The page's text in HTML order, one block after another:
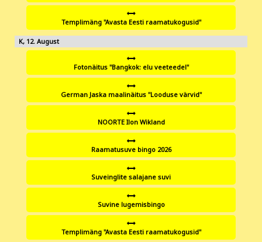
Templimäng "Avasta Eesti raamatukogusid"
12
Fotonäitus "Bangkok: elu veeteedel"
German Jaska maalinäitus "Looduse värvid"
NOORTE Ilon Wikland
Raamatusuve bingo 2026
Suveinglite salajane suvi
Suvine lugemisbingo
Templimäng "Avasta Eesti raamatukogusid"